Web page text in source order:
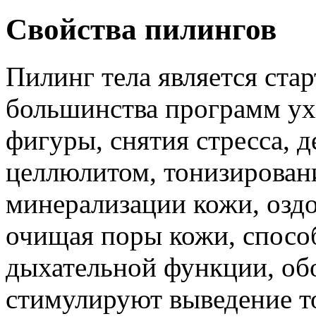
Свойства пилингов
Пилинг тела является
большинства программ
фигуры, снятия стресса,
целлюлитом,
минерализации кожи,
очищая поры кожи,
дыхательной функции,
стимулируют выведение